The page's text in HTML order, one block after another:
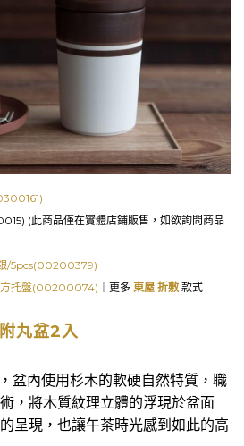
(此商品僅在實體店鋪販售，如欲詢問商品
/5pcs(00200379)
方托盤(00200074) ｜更多 東屋 折敷 款式
丸盆2入
盆內使用杉木的軟硬自然特質，職
，將木質紋理立體的浮現於盆面
呈現，也讓午茶時光感到如此的高